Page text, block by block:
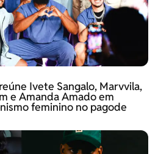
Ivete Sangalo, Marvvila,
e Amanda Amado em
feminino no pagode